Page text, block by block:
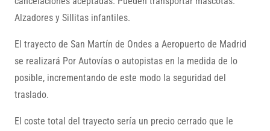
Alzadores y Sillitas infantiles.
El trayecto de San Martín de Ondes a Aeropuerto de Madrid
se realizará Por Autovías o autopistas en la medida de lo
posible, incrementando de este modo la seguridad del
traslado.
El coste total del trayecto sería un precio cerrado que le